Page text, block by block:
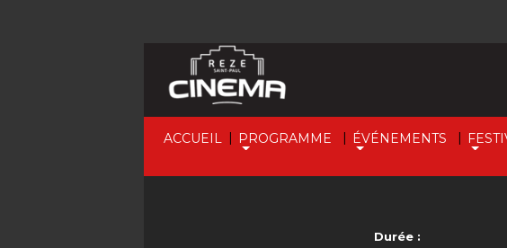
ACCUEIL | PROGRAMME | ÉVÉNEMENTS |
Durée :